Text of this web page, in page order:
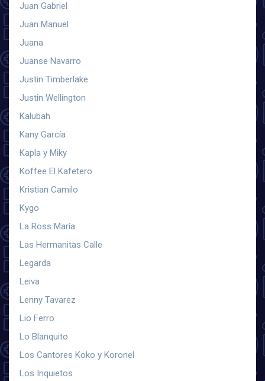
Juan Gabriel
Juan Manuel
Juana
Juanse Navarro
Justin Timberlake
Justin Wellington
Kalubah
Kany García
Kapla y Miky
Koffee El Kafetero
Kristian Camilo
Kygo
La Ross María
Las Hermanitas Calle
Legarda
Leiva
Lenny Tavarez
Lio Ferro
Lo Blanquito
Los Cantores Koko y Koronel
Los Inquietos